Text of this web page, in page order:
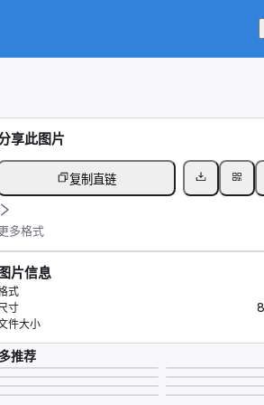
享此图片
复制直链
多格式
片信息
式
寸
件大小
推荐